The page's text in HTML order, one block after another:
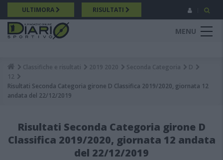
Salta
al
contenuto
principale
ULTIMORA RISULTATI
MENU
Breadcrumb
Classifiche e risultati 2019 2020 Seconda Categoria
D
12
Risultati Seconda Categoria girone D Classifica 2019/2020, giornata 12
andata del 22/12/2019
Risultati Seconda Categoria girone D
Classifica 2019/2020, giornata 12 andata
del 22/12/2019